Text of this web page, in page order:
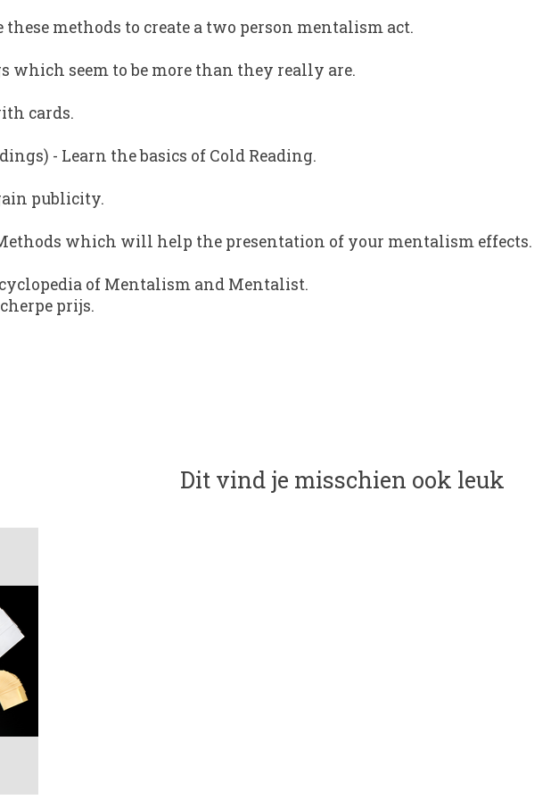
these methods to create a two person mentalism act.
which seem to be more than they really are.
cards.
- Learn the basics of Cold Reading.
publicity.
which will help the presentation of your mentalism effects.
of Mentalism and Mentalist.
prijs.
Dit vind je misschien ook leuk